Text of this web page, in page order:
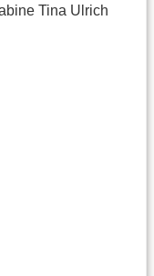
Tina Ulrich